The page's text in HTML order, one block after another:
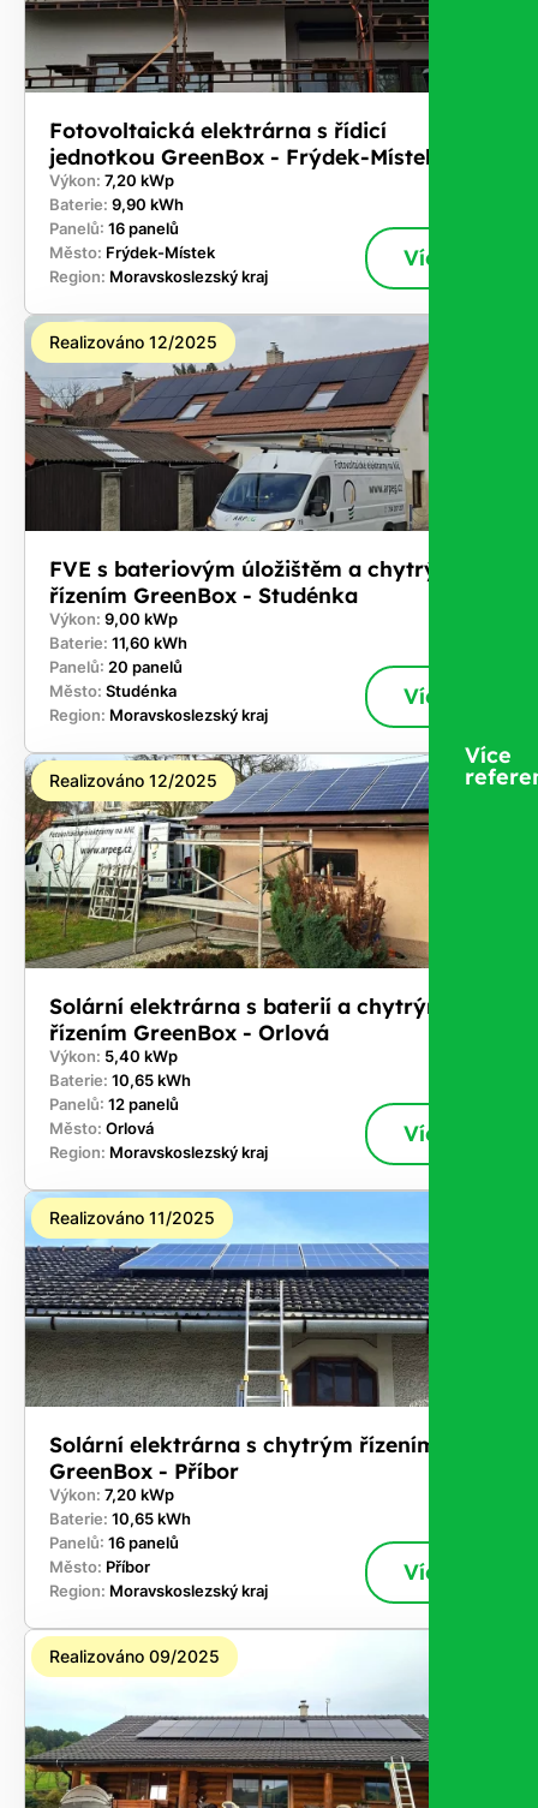
Fotovoltaická elektrárna s řídicí
jednotkou GreenBox - Frýdek-Místek
Výkon: 7,20 kWp
Baterie: 9,90 kWh
Panelů: 16 panelů
Město: Frýdek-Místek
Region: Moravskoslezský kraj
Více
Realizováno 12/2025
FVE s bateriovým úložištěm a chytrým
řízením GreenBox - Studénka
Výkon: 9,00 kWp
Baterie: 11,60 kWh
Panelů: 20 panelů
Město: Studénka
Region: Moravskoslezský kraj
Více
Realizováno 12/2025
Solární elektrárna s baterií a chytrým
řízením GreenBox - Orlová
Výkon: 5,40 kWp
Baterie: 10,65 kWh
Panelů: 12 panelů
Město: Orlová
Region: Moravskoslezský kraj
Více
Realizováno 11/2025
Solární elektrárna s chytrým řízením
GreenBox - Příbor
Výkon: 7,20 kWp
Baterie: 10,65 kWh
Panelů: 16 panelů
Město: Příbor
Region: Moravskoslezský kraj
Více
Realizováno 09/2025
Více